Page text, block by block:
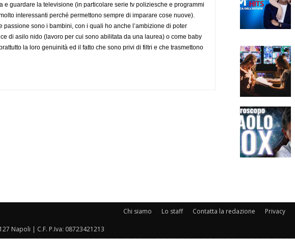
e guardare la televisione (in particolare serie tv poliziesche e programmi
interessanti perché permettono sempre di imparare cose nuove).
passione sono i bambini, con i quali ho anche l’ambizione di poter
di asilo nido (lavoro per cui sono abilitata da una laurea) o come baby
la loro genuinità ed il fatto che sono privi di filtri e che trasmettono
Chi siamo Lo staff Contatta la redazione Privacy
Napoli | C.F. P.Iva: 08723421213